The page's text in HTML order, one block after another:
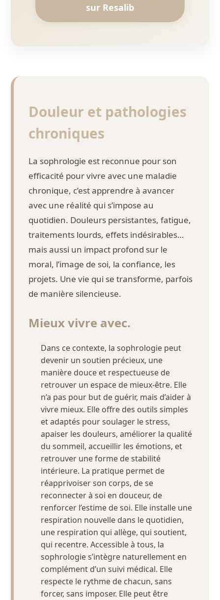
sur Resalib
Douleur et pathologies
chroniques
La sophrologie est reconnue pour son
efficacité pour vivre avec une maladie
chronique, c’est apprendre à avancer
avec une réalité qui s’impose au
quotidien. Douleurs persistantes, fatigue,
traitements lourds, effets indésirables…
mais aussi un impact profond sur le
moral, l’image de soi, la confiance, les
projets. Une vie qui se transforme, parfois
de manière silencieuse.
Mieux vivre avec.
Dans ce contexte, la sophrologie peut
devenir un soutien précieux, une
manière douce et respectueuse de
retrouver un espace de mieux-être. Elle
n’a pas pour but de guérir, mais d’aider à
vivre mieux. Elle offre des outils simples
et adaptés pour soulager le stress,
apaiser les douleurs, améliorer la qualité
du sommeil, accueillir les émotions, et
retrouver une forme de stabilité
intérieure. La pratique permet de
réapprivoiser son corps, de se
reconnecter à soi en douceur, de
renforcer l’estime de soi. Elle installe une
respiration nouvelle dans le quotidien,
une respiration qui allège, qui soutient,
qui recentre. Accessible à tous, la
sophrologie s’intègre naturellement en
complément d’un suivi médical. Elle
respecte le rythme de chacun, sans
forcer, sans imposer. Elle peut être